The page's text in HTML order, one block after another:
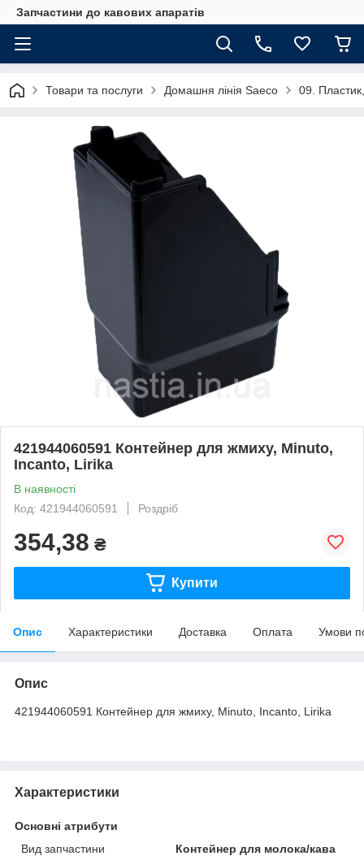
Запчастини до кавових апаратів
Товари та послуги Домашня лінія Saeco 09. Пластик,
421944060591 Контейнер для жмиху, Minuto,
Incanto, Lirika
В наявності
Код: 421944060591
Роздріб
354,38 ₴
Купити
Опис Характеристики Доставка Оплата Умови
Опис
421944060591 Контейнер для жмиху, Minuto, Incanto, Lirika
Характеристики
Основні атрибути
Вид запчастини
Контейнер для молока/кава